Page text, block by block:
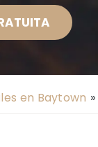
en Baytown »